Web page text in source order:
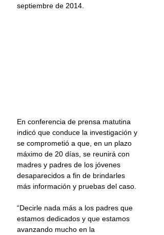
septiembre de 2014.
En conferencia de prensa matutina
indicó que conduce la investigación y
se comprometió a que, en un plazo
máximo de 20 días, se reunirá con
madres y padres de los jóvenes
desaparecidos a fin de brindarles
más información y pruebas del caso.
“Decirle nada más a los padres que
estamos dedicados y que estamos
avanzando mucho en la